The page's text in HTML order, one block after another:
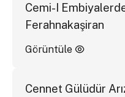
Cemi-I
Ferahnakaşiran
Görüntüle
Cennet Gülüdür